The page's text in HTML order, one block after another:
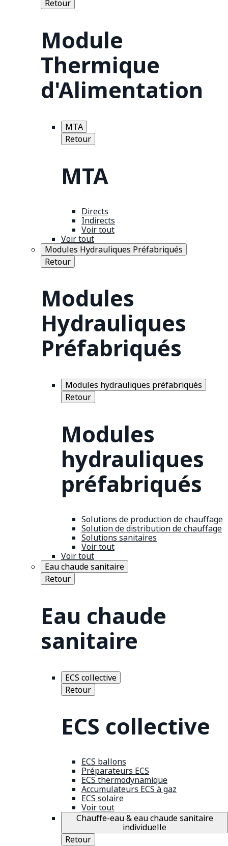
Retour
Module
Thermique
d'Alimentation
MTA
Retour
MTA
Directs
Indirects
Voir tout
Voir tout
Modules Hydrauliques Préfabriqués
Retour
Modules
Hydrauliques
Préfabriqués
Modules hydrauliques préfabriqués
Retour
Modules
hydrauliques
préfabriqués
Solutions de production de chauffage
Solution de distribution de chauffage
Solutions sanitaires
Voir tout
Voir tout
Eau chaude sanitaire
Retour
Eau chaude
sanitaire
ECS collective
Retour
ECS collective
ECS ballons
Préparateurs ECS
ECS thermodynamique
Accumulateurs ECS à gaz
ECS solaire
Voir tout
Chauffe-eau & eau chaude sanitaire
individuelle
Retour